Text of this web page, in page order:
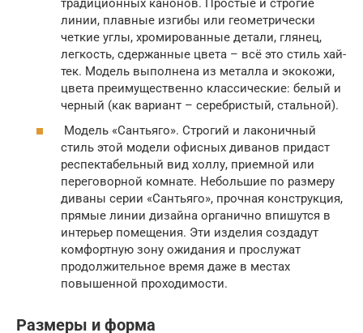
традиционных канонов. Простые и строгие
линии, плавные изгибы или геометрически
четкие углы, хромированные детали, глянец,
легкость, сдержанные цвета – всё это стиль хай-
тек. Модель выполнена из металла и экокожи,
цвета преимущественно классические: белый и
черный (как вариант – серебристый, стальной).
Модель «Сантьяго». Строгий и лаконичный
стиль этой модели офисных диванов придаст
респектабельный вид холлу, приемной или
переговорной комнате. Небольшие по размеру
диваны серии «Сантьяго», прочная конструкция,
прямые линии дизайна органично впишутся в
интерьер помещения. Эти изделия создадут
комфортную зону ожидания и прослужат
продолжительное время даже в местах
повышенной проходимости.
Размеры и форма